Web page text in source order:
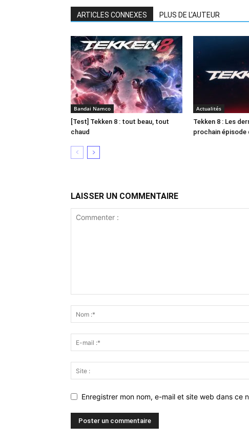
ARTICLES CONNEXES PLUS DE L'AUTEUR
Bandai Namco
[Test] Tekken 8 : tout beau, tout
chaud
Actualités
Tekken 8 : Les
prochain épisode
LAISSER UN COMMENTAIRE
Enregistrer mon nom, e-mail et site web dans ce